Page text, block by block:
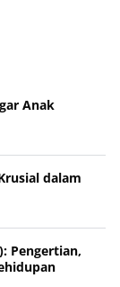
Anak
dalam
Pengertian,